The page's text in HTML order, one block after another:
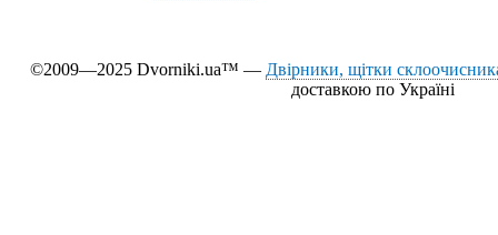
©2009—2025 Dvorniki.ua™ — Двірники, щітки
доставкою по Україні